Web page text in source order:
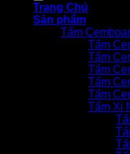
Trang Chủ
Sản phẩm
Tấm
Tấm
Tấm
Tấm
Tấm
Tấm
Tấm Xi